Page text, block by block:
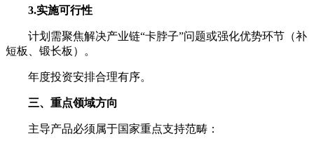
3.实施可行性
计划需聚焦解决产业链“卡脖子”问题或强化优势环节（补
短板、锻长板）。
年度投资安排合理有序。
三、重点领域方向
主导产品必须属于国家重点支持范畴：